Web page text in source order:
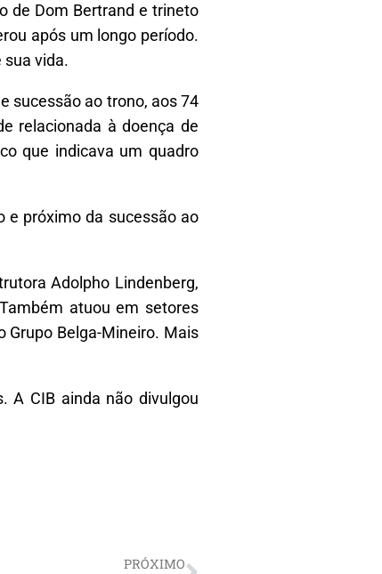
de Dom Bertrand e trineto
após um longo período.
vida.
sucessão ao trono, aos 74
relacionada à doença de
que indicava um quadro
e próximo da sucessão ao
Adolpho Lindenberg,
atuou em setores
Grupo Belga-Mineiro. Mais
A CIB ainda não divulgou
PRÓXIMO